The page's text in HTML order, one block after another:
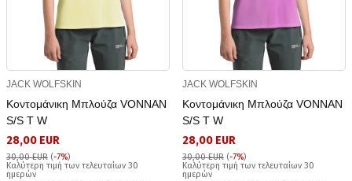
JACK WOLFSKIN
Κοντομάνικη Μπλούζα VONNAN
S/S T W
28,00 EUR
30,00 EUR (-7%)
Καλύτερη τιμή των τελευταίων 30
ημερών
JACK WOLFSKIN
Κοντομάνικη Μπλούζα VONNAN
S/S T W
28,00 EUR
30,00 EUR (-7%)
Καλύτερη τιμή των τελευταίων 30
ημερών